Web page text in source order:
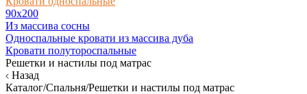
90х200
Из массива сосны
Односпальные кровати из массива дуба
Кровати полутороспальные
Решетки и настилы под матрас
Назад
Каталог/Спальня/Решетки и настилы под матрас